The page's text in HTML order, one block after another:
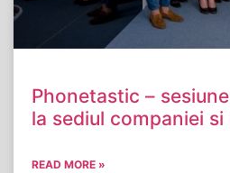
Phonetastic –
la sediul companiei
READ MORE »